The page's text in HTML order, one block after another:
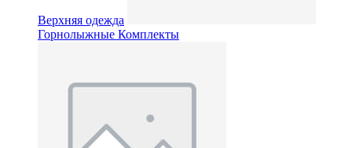
Верхняя одежда
Горнолыжные Комплекты